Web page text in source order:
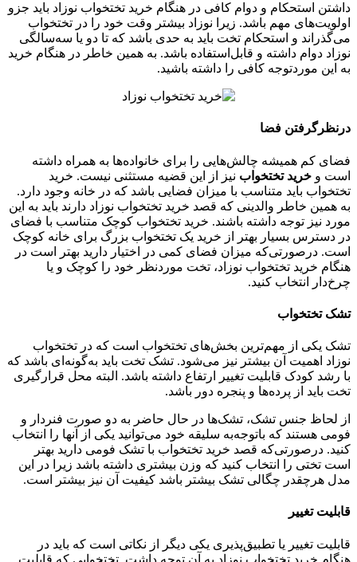
داشتن استحکام و دوام کافی در هنگام خرید تختخواب نوزاد باید جزو
اولویت‌های مهم باشد. زیرا نوزاد بیشتر وقت خود را در تختخواب
می‌گذراند و استحکام تخت باید به حدی باشد که تا دو یا سه‌سالگی
نوزاد دوام داشته و قابل‌استفاده باشد. به همین خاطر در هنگام خرید
به این موردتوجه کافی را داشته باشید.
درنظرگرفتن فضا
فضای کم همیشه چالش‌هایی را برای خانواده‌ها به همراه داشته
است و خرید تختخواب نیز از این قضیه مستثنی نیست. خرید
تختخواب باید متناسب با میزان فضایی باشد که در خانه وجود دارد.
به همین خاطر والدینی که قصد خرید تختخواب نوزاد دارند باید به این
مورد نیز توجه داشته باشند. خرید تختخواب کوچک متناسب با فضای
در دسترس بسیار بهتر از خرید یک تختخواب بزرگ برای خانه کوچک
است. درصورتی‌که میزان فضای کمی در اختیار دارید بهتر است در
هنگام خرید تختخواب نوزاد، تخت موردنظر خود را کوچک و یا
چرخ‌دار انتخاب کنید.
تشک تختخواب
تشک یکی از مهم‌ترین بخش‌های تختخواب است که در تختخواب
نوزاد اهمیت آن بیشتر نیز می‌شود. تشک تخت باید به‌گونه‌ای باشد که
با رشد کودک قابلیت تغییر ارتفاع داشته باشد. البته محل قرارگیری
تخت باید از پرده‌ها و پنجره دور باشد.
از لحاظ جنس تشک، تشک‌ها در حال حاضر به دو صورت فنردار و
فومی هستند که باتوجه‌به سلیقه خود می‌توانید یکی از آنها را انتخاب
کنید. درصورتی‌که قصد خرید تختخواب با تشک فومی دارید بهتر
است تختی را انتخاب کنید که وزن بیشتری داشته باشد زیرا در این
مدل هرچقدر چگالی تشک بیشتر باشد کیفیت آن نیز بیشتر است.
قابلیت تغییر
قابلیت تغییر یا تطبیق‌پذیری یکی دیگر از نکاتی است که باید در
هنگام خرید تختخواب نوزاد به آن توجه داشت. تختخوابی که قابلیت